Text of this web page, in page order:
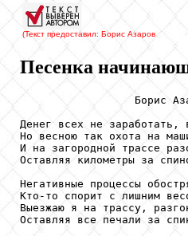
(Текст предоставил: Борис Азаров
Песенка
Борис
Денег всех не
Но весною так охота на
И на загородной трассе
Оставляя километры за
Негативные процессы
Кто-то спорит с лишним
Выезжаю я на трассу,
Оставляя все печали за